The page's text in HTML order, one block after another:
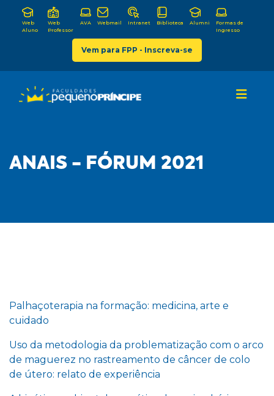
Web
Aluno
Web
Professor
AVA Webmail Intranet Biblioteca Alumni
Formas de
Ingresso
Vem para FPP - Inscreva-se
ANAIS - FÓRUM 2021
Palhaçoterapia na formação: medicina, arte e
cuidado
Uso da metodologia da problematização com o arco
de maguerez no rastreamento de câncer de colo
de útero: relato de experiência